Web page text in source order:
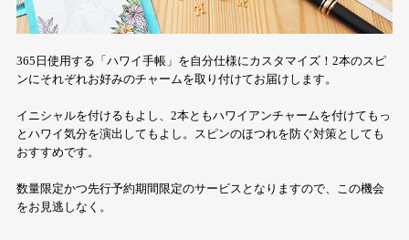
365日使用する「ハワイ手帳」を自分仕様にカスタマイズ！2本のスピ
ンにそれぞれお好みのチャームを取り付けてお届けします。
イニシャルを付けるもよし、2本ともハワイアンチャームを付けてもっ
とハワイ気分を演出してもよし。スピンのほつれを防ぐ対策としても
おすすめです。
数量限定かつ先行予約期間限定のサービスとなりますので、この機会
をお見逃しなく。